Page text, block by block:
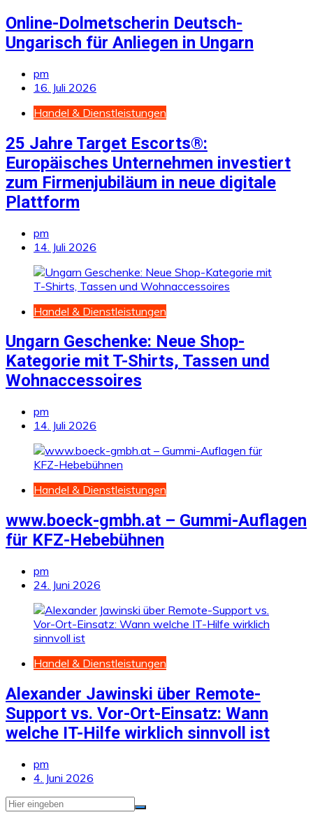
Online-Dolmetscherin Deutsch-
Ungarisch für Anliegen in Ungarn
pm
16. Juli 2026
Handel & Dienstleistungen
25 Jahre Target Escorts®:
Europäisches Unternehmen investiert
zum Firmenjubiläum in neue digitale
Plattform
pm
14. Juli 2026
Handel & Dienstleistungen
Ungarn Geschenke: Neue Shop-
Kategorie mit T-Shirts, Tassen und
Wohnaccessoires
pm
14. Juli 2026
Handel & Dienstleistungen
www.boeck-gmbh.at – Gummi-Auflagen
für KFZ-Hebebühnen
pm
24. Juni 2026
Handel & Dienstleistungen
Alexander Jawinski über Remote-
Support vs. Vor-Ort-Einsatz: Wann
welche IT-Hilfe wirklich sinnvoll ist
pm
4. Juni 2026